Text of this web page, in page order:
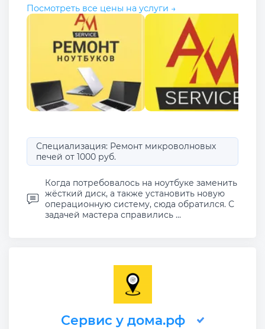
Посмотреть все цены на услуги →
Специализация: Ремонт микроволновых
печей от 1000 руб.
Когда потребовалось на ноутбуке заменить
жёсткий диск, а также установить новую
операционную систему, сюда обратился. С
задачей мастера справились ...
Сервис у дома.рф